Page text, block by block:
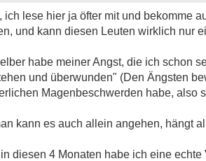
ich lese hier ja öfter mit und bekomme
und kann diesen Leuten wirklich nur
habe meiner Angst, die ich schon
und überwunden" (Den Ängsten
Magenbeschwerden habe, also
kann es auch allein angehen, hängt
diesen 4 Monaten habe ich eine